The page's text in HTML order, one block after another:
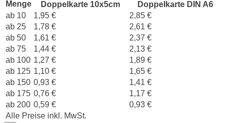
Menge
Doppelkarte 10x5cm
Doppelkarte DIN A6
Alle Preise inkl. MwSt.
ab 10 1,95 €
2,85 €
ab 25
1,78 €
2,61 €
ab 50
1,61 €
2,37 €
ab 75
1,44 €
2,13 €
ab 100 1,27 €
1,89 €
ab 125 1,10 €
1,65 €
ab 150 0,93 €
1,41 €
ab 175 0,76 €
1,17 €
ab 200 0,59 € 0,93 €